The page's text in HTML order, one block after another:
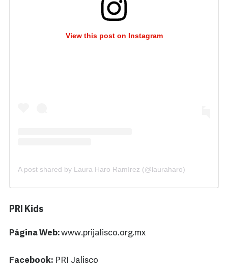
View this post on Instagram
A post shared by Laura Haro Ramírez (@lauraharo)
PRI Kids
Página Web:www.prijalisco.org.mx
Facebook: PRI Jalisco